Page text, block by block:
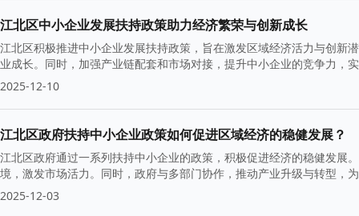
江北区中小企业发展扶持政策助力经济繁荣与创新成长
江北区积极推进中小企业发展扶持政策，旨在激发区域经济活力与创新
业成长。同时，加强产业链配套和市场对接，提升中小企业的竞争力，
2025-12-10
江北区政府扶持中小企业政策如何促进区域经济的稳健发展？
江北区政府通过一系列扶持中小企业的政策，积极促进经济的稳健发展
境，激发市场活力。同时，政府与多部门协作，推动产业升级与转型，
2025-12-03